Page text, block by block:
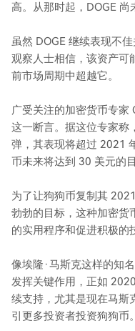
高。从那时起，DOGE 尚
虽然 DOGE 继续表现不
观察人士相信，该资产可
前市场周期中超越它。
广受关注的加密货币专家
这一断言。据这位专家称
弹，其表现将超过 2021
币未来将达到 30 美元的目
为了让狗狗币复制其
勃勃的目标，这种加密货
的实用程序和促进积极的
像埃隆·马斯克这样的知
发挥关键作用，正如
续支持，尤其是现在马斯
引更多投资者投资狗狗币。